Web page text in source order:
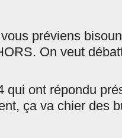
préviens
On veut
qui ont répondu
ça va chier des